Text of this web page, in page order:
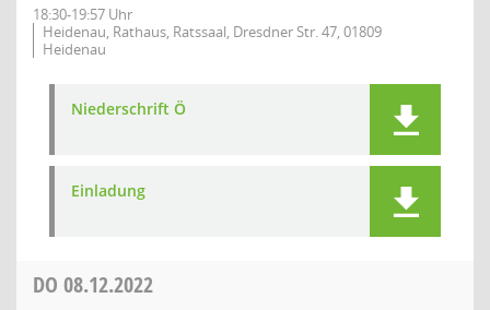
18:30-19:57 Uhr
Heidenau, Rathaus, Ratssaal, Dresdner Str. 47, 01809
Heidenau
Niederschrift Ö
Einladung
DO 08.12.2022